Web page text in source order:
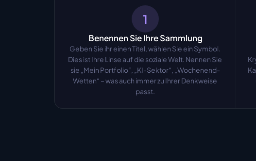
1
Benennen Sie Ihre Sammlung
Geben Sie ihr einen Titel, wählen Sie ein Symbol.
Dies ist Ihre Linse auf die soziale Welt. Nennen Sie
sie „Mein Portfolio“, „KI-Sektor“, „Wochenend-
Wetten“ – was auch immer zu Ihrer Denkweise
passt.